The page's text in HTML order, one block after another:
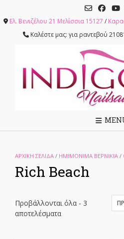
content
Ελ. Βενιζέλου 21 Μελίσσια 15127 /
Καλέστε μας: για ραντεβού
ΑΡΧΙΚΉ ΣΕΛΊΔΑ / ΗΜΙΜΟΝΙΜΑ ΒΕΡΝΙΚΙΑ /
Rich Beach
Προβάλλονται όλα - 3
αποτελέσματα